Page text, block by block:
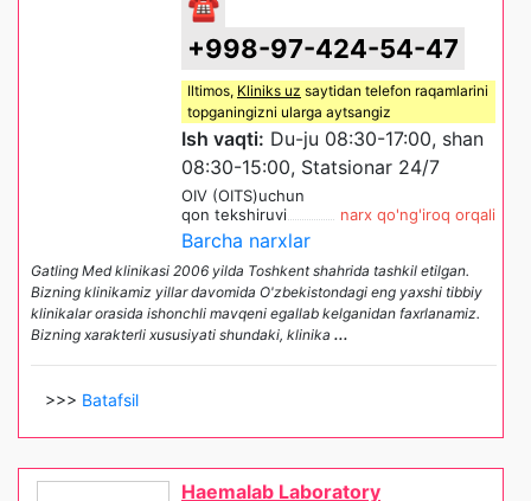
☎
+998-97-424-54-47
Iltimos, Kliniks uz saytidan telefon raqamlarini
topganingizni ularga aytsangiz
Ish vaqti: Du-ju 08:30-17:00, shan
08:30-15:00, Statsionar 24/7
OIV (OITS)uchun
qon tekshiruvi
narx qo'ng'iroq orqali
Barcha narxlar
Gatling Med klinikasi 2006 yilda Toshkent shahrida tashkil etilgan.
Bizning klinikamiz yillar davomida O'zbekistondagi eng yaxshi tibbiy
klinikalar orasida ishonchli mavqeni egallab kelganidan faxrlanamiz.
Bizning xarakterli xususiyati shundaki, klinika ...
>>> Batafsil
Haemalab Laboratory